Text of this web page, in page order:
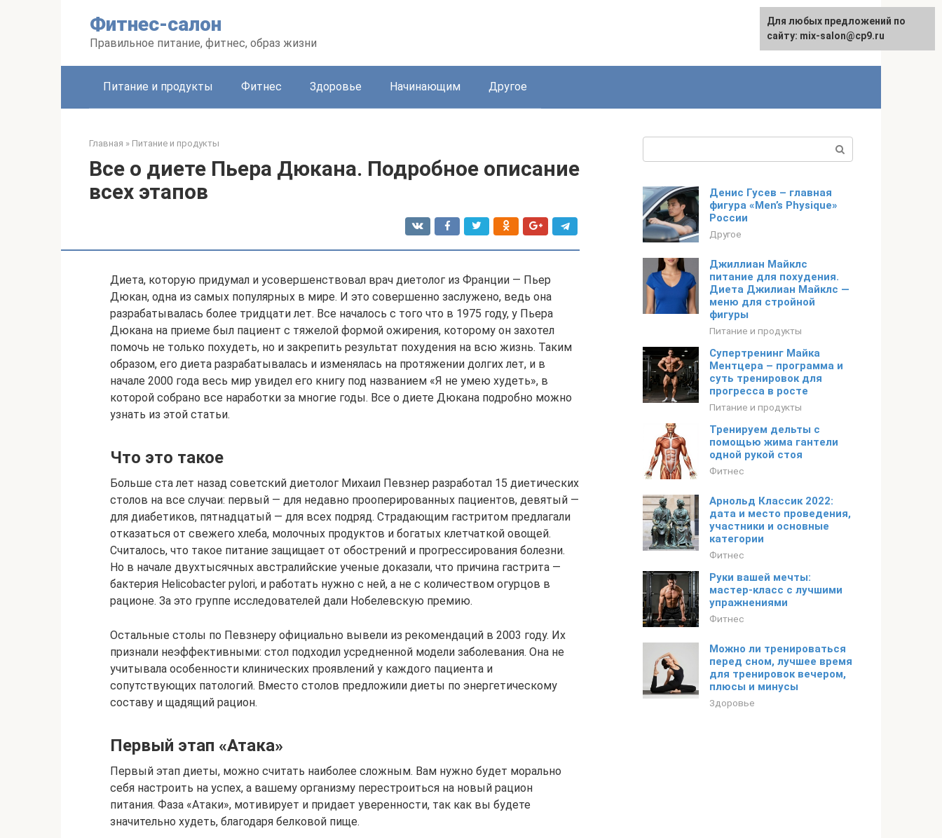
Фитнес-салон
Правильное питание, фитнес, образ жизни
Питание и продукты Фитнес Здоровье Начинающим Другое
Главная » Питание и продукты
Все о диете Пьера Дюкана. Подробное описание
всех этапов
Диета, которую придумал и усовершенствовал врач диетолог из Франции — Пьер
Дюкан, одна из самых популярных в мире. И это совершенно заслужено, ведь она
разрабатывалась более тридцати лет. Все началось с того что в 1975 году, у Пьера
Дюкана на приеме был пациент с тяжелой формой ожирения, которому он захотел
помочь не только похудеть, но и закрепить результат похудения на всю жизнь. Таким
образом, его диета разрабатывалась и изменялась на протяжении долгих лет, и в
начале 2000 года весь мир увидел его книгу под названием «Я не умею худеть», в
которой собрано все наработки за многие годы. Все о диете Дюкана подробно можно
узнать из этой статьи.
Что это такое
Больше ста лет назад советский диетолог Михаил Певзнер разработал 15 диетических
столов на все случаи: первый — для недавно прооперированных пациентов, девятый —
для диабетиков, пятнадцатый — для всех подряд. Страдающим гастритом предлагали
отказаться от свежего хлеба, молочных продуктов и богатых клетчаткой овощей.
Считалось, что такое питание защищает от обострений и прогрессирования болезни.
Но в начале двухтысячных австралийские ученые доказали, что причина гастрита —
бактерия Helicobacter pylori, и работать нужно с ней, а не с количеством огурцов в
рационе. За это группе исследователей дали Нобелевскую премию.
Остальные столы по Певзнеру официально вывели из рекомендаций в 2003 году. Их
признали неэффективными: стол подходил усредненной модели заболевания. Она не
учитывала особенности клинических проявлений у каждого пациента и
сопутствующих патологий. Вместо столов предложили диеты по энергетическому
составу и щадящий рацион.
Первый этап «Атака»
Первый этап диеты, можно считать наиболее сложным. Вам нужно будет морально
себя настроить на успех, а вашему организму перестроиться на новый рацион
питания. Фаза «Атаки», мотивирует и придает уверенности, так как вы будете
значительно худеть, благодаря белковой пище.
Денис Гусев – главная
фигура «Men’s Physique»
России
Другое
Джиллиан Майклс
питание для похудения.
Диета Джилиан Майклс —
меню для стройной
фигуры
Питание и продукты
Супертренинг Майка
Ментцера – программа и
суть тренировок для
прогресса в росте
Питание и продукты
Тренируем дельты с
помощью жима гантели
одной рукой стоя
Фитнес
Арнольд Классик 2022:
дата и место проведения,
участники и основные
категории
Фитнес
Руки вашей мечты:
мастер-класс с лучшими
упражнениями
Фитнес
Можно ли тренироваться
перед сном, лучшее время
для тренировок вечером,
плюсы и минусы
Здоровье
Для любых предложений по
сайту: mix-salon@cp9.ru